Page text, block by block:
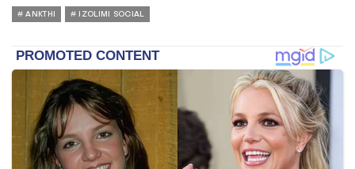
ANKTHI IZOLIMI SOCIAL